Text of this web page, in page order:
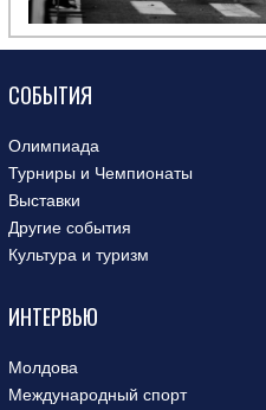
СОБЫТИЯ
Олимпиада
Турниры и Чемпионаты
Выставки
Другие события
Культура и туризм
ИНТЕРВЬЮ
Молдова
Международный спорт